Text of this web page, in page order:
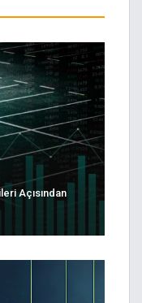
Açısından